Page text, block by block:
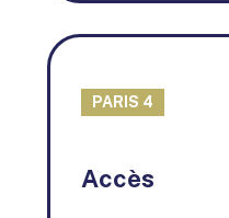
PARIS 4
−
Accès